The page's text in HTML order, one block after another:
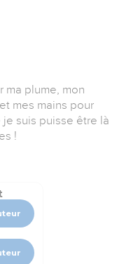
ma plume, mon
mes mains pour
suis puisse être là
!